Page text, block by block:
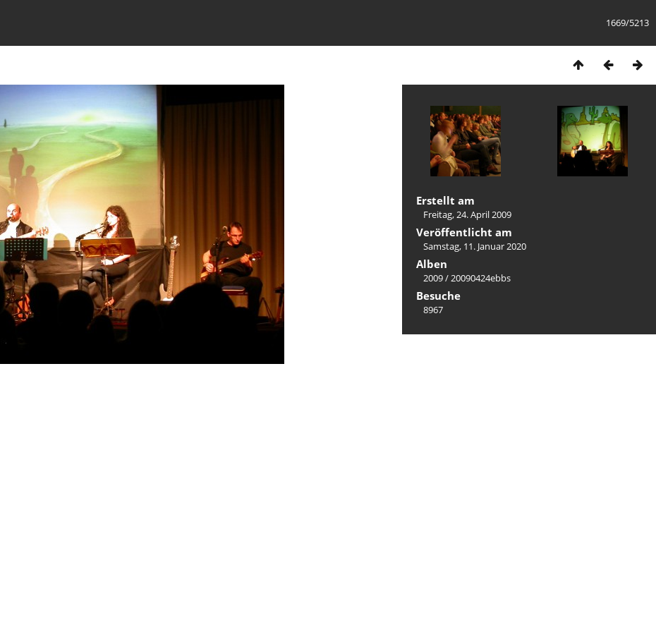
1669/5213
Erstellt am
Freitag, 24. April 2009
Veröffentlicht am
Samstag, 11. Januar 2020
Alben
2009/20090424ebbs
Besuche
8967